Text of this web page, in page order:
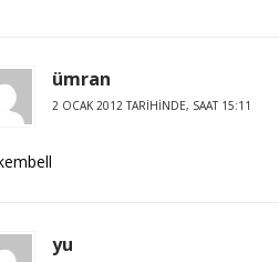
ümran
2 OCAK 2012 TARIHINDE, SAAT 15:11
yu